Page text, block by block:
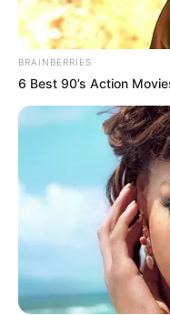
BRAINBERRIES
6 Best 90’s Action